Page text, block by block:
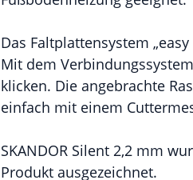
Das Faltplattensystem
Mit dem
klicken. Die angebrachte
einfach mit einem
SKANDOR Silent 2,2 mm
Produkt ausgezeichnet.